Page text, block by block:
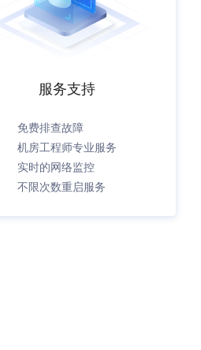
服务支持
免费排查故障
机房工程师专业服务
实时的网络监控
不限次数重启服务